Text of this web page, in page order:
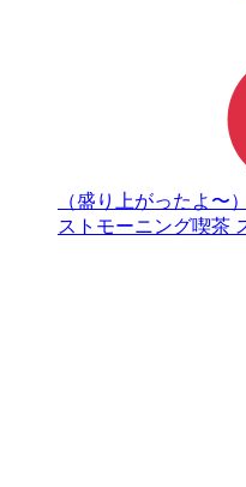
（盛り上がったよ
ストモーニング喫茶